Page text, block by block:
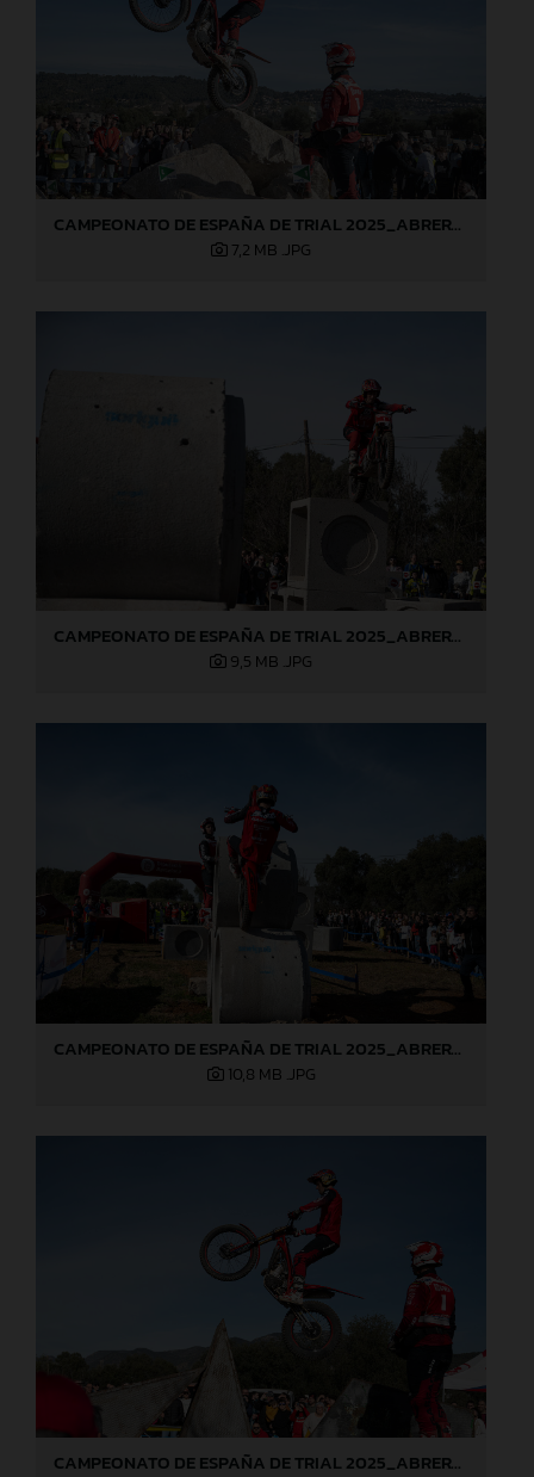
CAMPEONATO DE ESPAÑA DE TRIAL 2025_ABRERA (Barcelona), 1ª prueba_Jaime Busto
7,2 MB .JPG
CAMPEONATO DE ESPAÑA DE TRIAL 2025_ABRERA (Barcelona), 1ª prueba_Jaime Busto
9,5 MB .JPG
CAMPEONATO DE ESPAÑA DE TRIAL 2025_ABRERA (Barcelona), 1ª prueba_Jaime Busto
10,8 MB .JPG
CAMPEONATO DE ESPAÑA DE TRIAL 2025_ABRERA (Barcelona), 1ª prueba_Jaime Busto